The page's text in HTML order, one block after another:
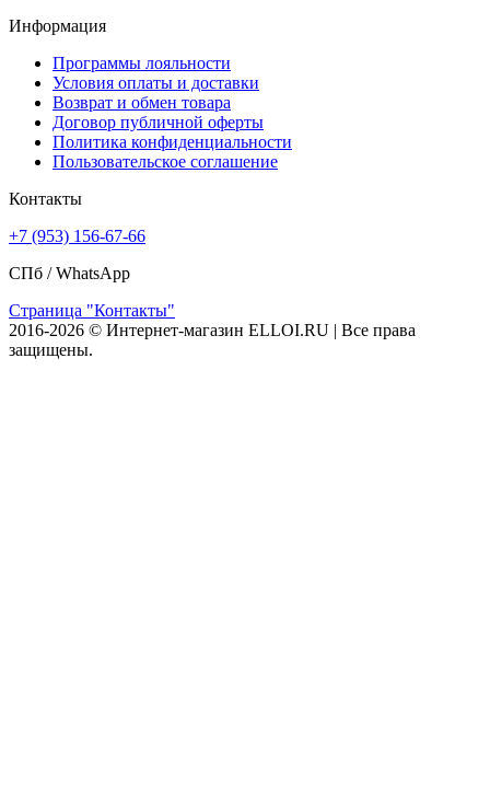
Информация
Программы лояльности
Условия оплаты и доставки
Возврат и обмен товара
Договор публичной оферты
Политика конфиденциальности
Пользовательское соглашение
Контакты
+7 (953) 156-67-66
СПб /WhatsApp
Страница "Контакты"
2016-2026 © Интернет-магазин ELLOI.RU | Все права
защищены.